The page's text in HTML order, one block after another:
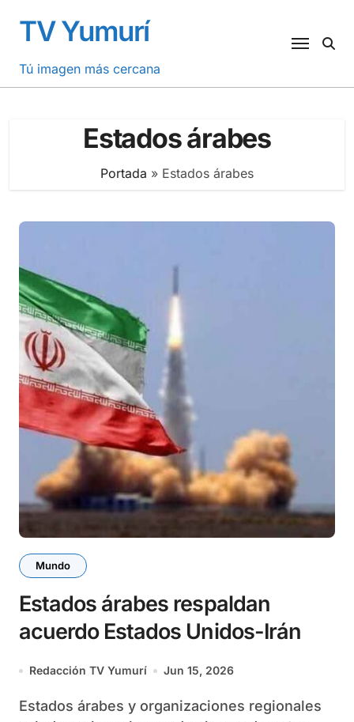
contenido
TV Yumurí
Tú imagen más cercana
Estados árabes
Portada » Estados árabes
Mundo
Estados árabes respaldan
acuerdo Estados Unidos-Irán
Redacción TV Yumurí Jun 15, 2026
Estados árabes y organizaciones regionales